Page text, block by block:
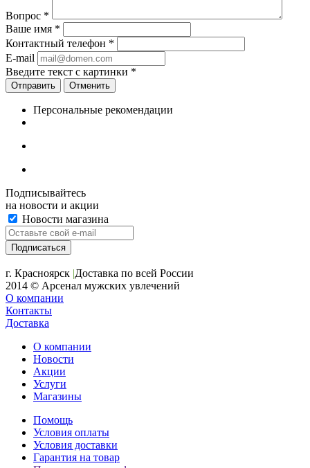
Вопрос *
Ваше имя *
Контактный телефон *
E-mail
Введите текст с картинки *
Отменить
Персональные рекомендации
Подписывайтесь
на новости и акции
Новости магазина
г. Красноярск |Доставка по всей России
2014 © Арсенал мужских увлечений
О компании
Контакты
Доставка
О компании
Новости
Акции
Услуги
Магазины
Помощь
Условия оплаты
Условия доставки
Гарантия на товар